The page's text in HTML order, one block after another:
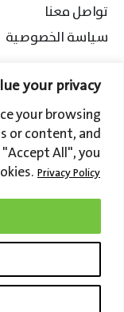
your privacy
your browsing
or content, and
All", you
Privacy Policy
تواصل معنا
سياسة الخصوصية
is registered in Saudi Arabia,